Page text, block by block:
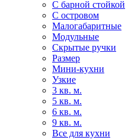
С барной стойкой
С островом
Малогабаритные
Модульные
Скрытые ручки
Размер
Мини-кухни
Узкие
3 кв. м.
5 кв. м.
6 кв. м.
9 кв. м.
Все для кухни